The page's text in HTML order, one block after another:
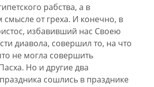
рабства, а в
от греха. И конечно, в
избавивший нас Своею
диавола, совершил то, на что
не могла совершить
Но и другие два
сошлись в празднике